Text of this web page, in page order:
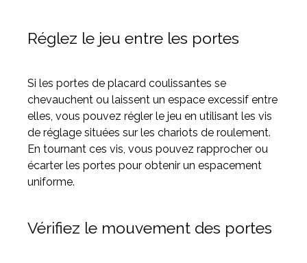
Réglez le jeu entre les portes
Si les portes de placard coulissantes se
chevauchent ou laissent un espace excessif entre
elles, vous pouvez régler le jeu en utilisant les vis
de réglage situées sur les chariots de roulement.
En tournant ces vis, vous pouvez rapprocher ou
écarter les portes pour obtenir un espacement
uniforme.
Vérifiez le mouvement des portes